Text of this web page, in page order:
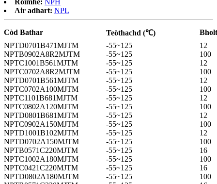
Air adhart: NPL
Còd Bathar Teòthachd (℃)
NPTD0701B471MJTM
-55~125
12
NPTB0902A8R2MJTM
-55~125
100
NPTC1001B561MJTM
-55~125
12
NPTC0702A8R2MJTM
-55~125
100
NPTD0701B561MJTM
-55~125
12
NPTC0702A100MJTM
-55~125
100
NPTC1101B681MJTM
-55~125
12
NPTC0802A120MJTM
-55~125
100
NPTD0801B681MJTM
-55~125
12
NPTC0902A150MJTM
-55~125
100
NPTD1001B102MJTM
-55~125
12
NPTD0702A150MJTM
-55~125
100
NPTB0571C220MJTM
-55~125
16
NPTC1002A180MJTM
-55~125
100
NPTC0421C220MJTM
-55~125
16
NPTD0802A180MJTM
-55~125
100